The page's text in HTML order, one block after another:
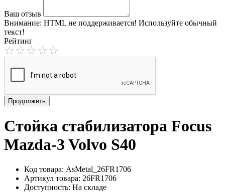
Ваш отзыв
Внимание: HTML не поддерживается! Используйте обычный
текст!
Рейтинг
Продолжить
Стойка стабилизатора Focus
Mazda-3 Volvo S40
Код товара: AsMetal_26FR1706
Артикул товара: 26FR1706
Доступность: На складе